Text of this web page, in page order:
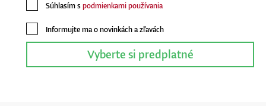
Súhlasím spodmienkami používania
Informujte ma o novinkách a zľavách
Vyberte si predplatné